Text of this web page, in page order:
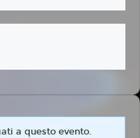
a questo evento.